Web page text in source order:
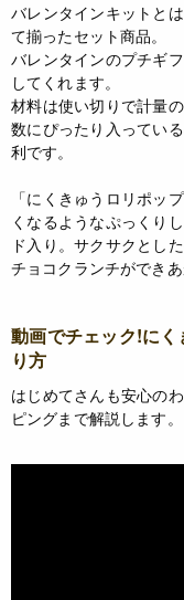
バレンタインキットと
て揃ったセット商品。
バレンタインのプチギ
してくれます。
材料は使い切りで計量
数にぴったり入ってい
利です。
「にくきゅうロリポッ
くなるようなぷっくり
ド入り。サクサクとし
チョコクランチができあ
動画でチェック!に
り方
はじめてさんも安心の
ピングまで解説します。